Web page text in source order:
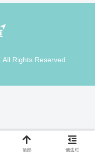
Rights Reserved.
顶部 侧边栏